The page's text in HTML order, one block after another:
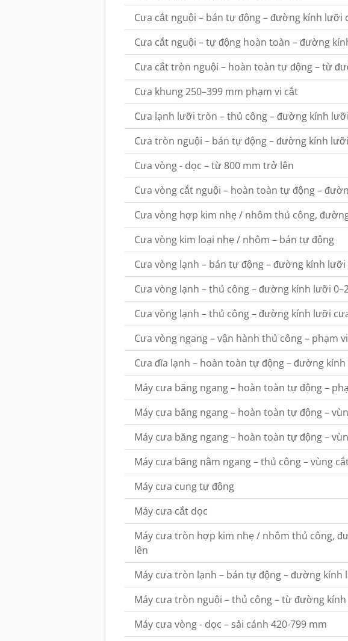
Cưa cắt nguội – bán tự động – đường kính lưỡi
Cưa cắt nguội – tự động hoàn toàn – đường
Cưa cắt tròn nguội – hoàn toàn tự động – từ
Cưa khung 250–399 mm phạm vi cắt
Cưa lạnh lưỡi tròn – thủ công – đường kính
Cưa tròn nguội – bán tự động – đường kính
Cưa vòng - dọc – từ 800 mm trở lên
Cưa vòng cắt nguội – hoàn toàn tự động –
Cưa vòng hợp kim nhẹ / nhôm thủ công,
Cưa vòng kim loại nhẹ / nhôm – bán tự động
Cưa vòng lạnh – bán tự động – đường kính lưỡi
Cưa vòng lạnh – thủ công – đường kính lưỡi
Cưa vòng lạnh – thủ công – đường kính lưỡi
Cưa vòng ngang – vận hành thủ công – phạm
Cưa đĩa lạnh – hoàn toàn tự động – đường
Máy cưa băng ngang – hoàn toàn tự động –
Máy cưa băng ngang – hoàn toàn tự động –
Máy cưa băng ngang – hoàn toàn tự động –
Máy cưa băng nằm ngang – thủ công – vùng
Máy cưa cung tự động
Máy cưa cắt dọc
Máy cưa tròn hợp kim nhẹ / nhôm thủ công,
lên
Máy cưa tròn lạnh – bán tự động – đường kính
Máy cưa tròn nguội – thủ công – từ đường
Máy cưa vòng - dọc – sải cánh 420-799 mm